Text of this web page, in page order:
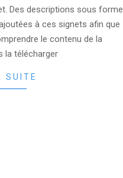
Des descriptions sous forme
à ces signets afin que
le contenu de la
la télécharger
SUITE